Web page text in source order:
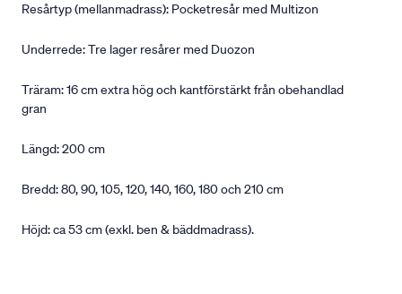
Resårtyp (mellanmadrass): Pocketresår med Multizon
Underrede: Tre lager resårer med Duozon
Träram: 16 cm extra hög och kantförstärkt från obehandlad
gran
Längd: 200 cm
Bredd: 80, 90, 105, 120, 140, 160, 180 och 210 cm
Höjd: ca 53 cm (exkl. ben & bäddmadrass).